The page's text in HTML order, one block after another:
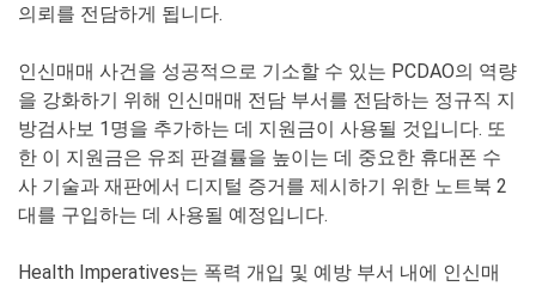
의뢰를 전담하게 됩니다.
인신매매 사건을 성공적으로 기소할 수 있는 PCDAO의 역량
을 강화하기 위해 인신매매 전담 부서를 전담하는 정규직 지
방검사보 1명을 추가하는 데 지원금이 사용될 것입니다. 또
한 이 지원금은 유죄 판결률을 높이는 데 중요한 휴대폰 수
사 기술과 재판에서 디지털 증거를 제시하기 위한 노트북 2
대를 구입하는 데 사용될 예정입니다.
Health Imperatives는 폭력 개입 및 예방 부서 내에 인신매